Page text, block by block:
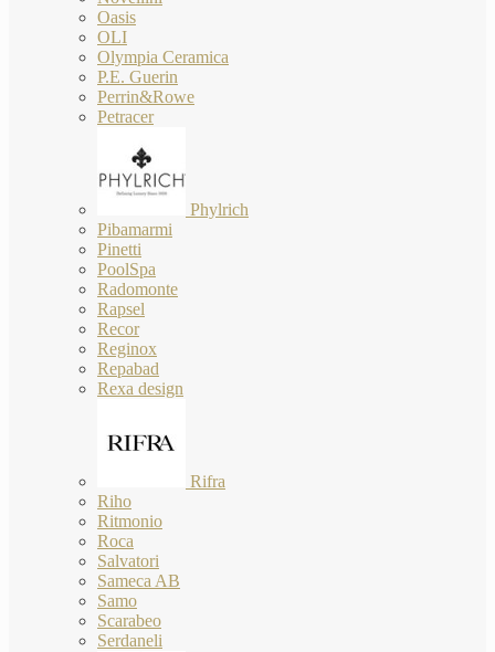
Oasis
OLI
Olympia Ceramica
P.E. Guerin
Perrin&Rowe
Petracer
Phylrich
Pibamarmi
Pinetti
PoolSpa
Radomonte
Rapsel
Recor
Reginox
Repabad
Rexa design
Rifra
Riho
Ritmonio
Roca
Salvatori
Sameca AB
Samo
Scarabeo
Serdaneli